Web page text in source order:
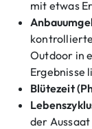
mit etwas
Outdoor in
Ergebnisse
Blütezeit
der